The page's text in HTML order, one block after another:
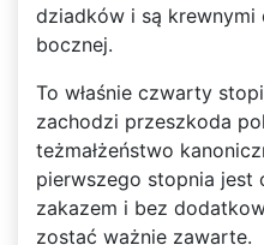
dziadków i są
bocznej.
To właśnie czwarty
zachodzi przeszkoda
teżmałżeństwo
pierwszego stopnia jest
zakazem i bez
zostać ważnie zawarte.